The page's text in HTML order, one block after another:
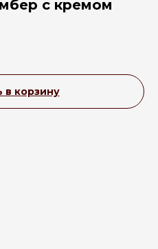
с кремом
в корзину